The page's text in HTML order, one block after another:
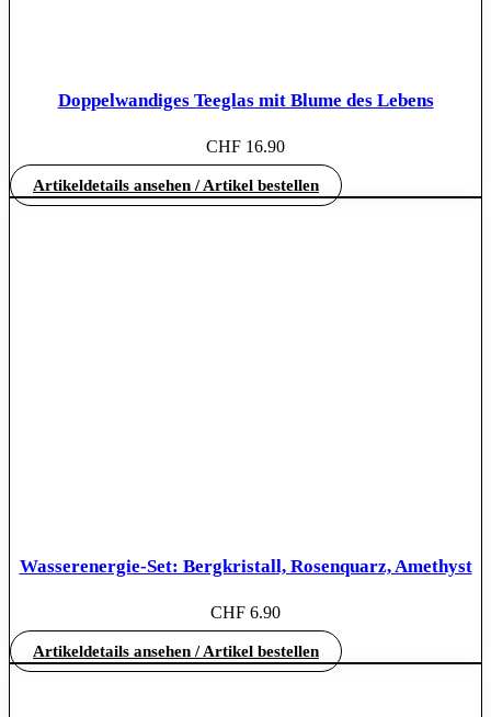
Doppelwandiges Teeglas mit Blume des Lebens
CHF 16.90
Artikeldetails ansehen / Artikel bestellen
Wasserenergie-Set: Bergkristall, Rosenquarz, Amethyst
CHF 6.90
Artikeldetails ansehen / Artikel bestellen